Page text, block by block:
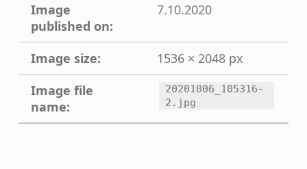
Image
published on:
7.10.2020
Image size:
1536 × 2048 px
Image file
name:
20201006_105316-
2.jpg